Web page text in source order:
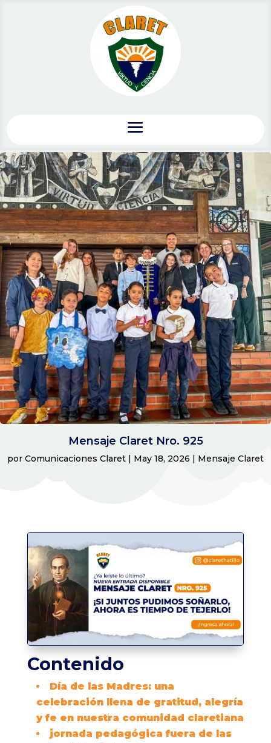
Mensaje Claret Nro. 925
por Comunicaciones Claret | May 18, 2026 | Mensaje Claret
Contenido
Día de las Madres: una
celebración llena de gratitud, alegría
y fe en nuestra comunidad claretiana
jornada pedagógica fuera de las